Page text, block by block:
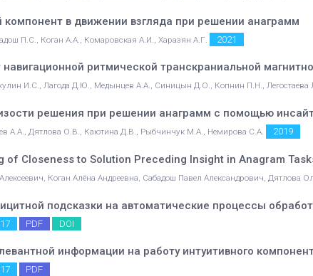
компонент в движении взгляда при решении анаграмм
П.С., Коган А.А., Комаровская А.И., Харазян А.Г. 2021
ритмической транскраниальной
И.С., Лагода Д.Ю., Медынцев А.А., Синицын Д.О., Копнин П.Н., Легостаева
решения при решении анаграмм с помощью
А.А., Дятлова О.В., Каютина Д.В., Рыбчинчук М.А., Немирова С.А. 2019
of Closeness to Solution Preceding Insight in Anagram
Коган Алёна Андреевна, Сабадош Павел Александрович, Дятлова
подсказки на автоматические процессы
PDF DOI
информации на работу интуитивного
PDF